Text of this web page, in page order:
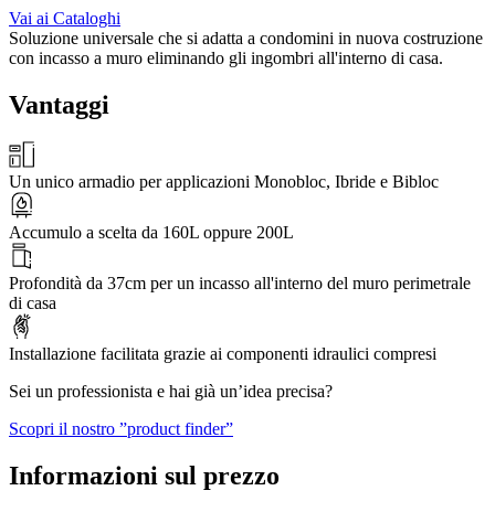
Vai ai Cataloghi
Soluzione universale che si adatta a condomini in nuova costruzione
con incasso a muro eliminando gli ingombri all'interno di casa.
Vantaggi
Un unico armadio per applicazioni Monobloc, Ibride e Bibloc
Accumulo a scelta da 160L oppure 200L
Profondità da 37cm per un incasso all'interno del muro perimetrale
di casa
Installazione facilitata grazie ai componenti idraulici compresi
Sei un professionista e hai già un’idea precisa?
Scopri il nostro ”product finder”
Informazioni sul prezzo